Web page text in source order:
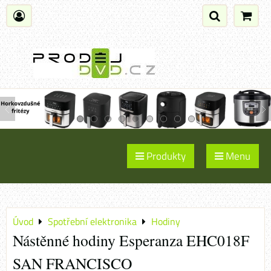
Produkty Menu
Úvod Spotřební elektronika Hodiny
Nástěnné hodiny Esperanza EHC018F
SAN FRANCISCO